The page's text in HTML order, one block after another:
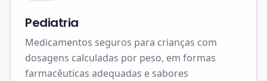
Pediatria
Medicamentos seguros para crianças com
dosagens calculadas por peso, em formas
farmacêuticas adequadas e sabores